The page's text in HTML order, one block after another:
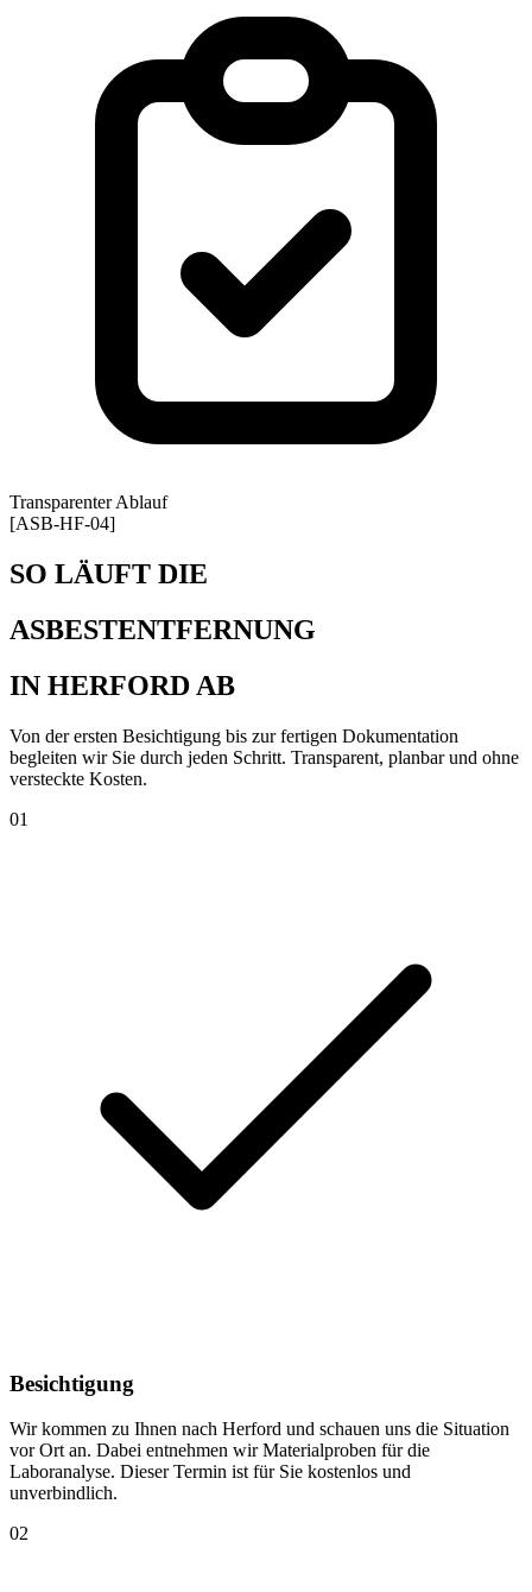
Transparenter Ablauf
[ASB-HF-04]
SO LÄUFT DIE
ASBESTENTFERNUNG
IN HERFORD AB
Von der ersten Besichtigung bis zur fertigen Dokumentation
begleiten wir Sie durch jeden Schritt. Transparent, planbar und ohne
versteckte Kosten.
01
Besichtigung
Wir kommen zu Ihnen nach Herford und schauen uns die Situation
vor Ort an. Dabei entnehmen wir Materialproben für die
Laboranalyse. Dieser Termin ist für Sie kostenlos und
unverbindlich.
02